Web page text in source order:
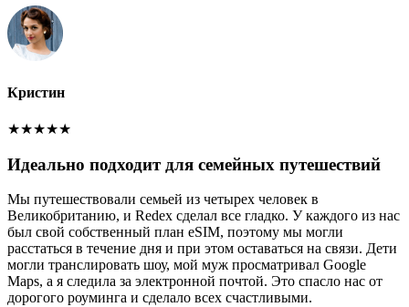
Кристин
★★★★★
Идеально подходит для семейных путешествий
Мы путешествовали семьей из четырех человек в
Великобританию, и Redex сделал все гладко. У каждого из нас
был свой собственный план eSIM, поэтому мы могли
расстаться в течение дня и при этом оставаться на связи. Дети
могли транслировать шоу, мой муж просматривал Google
Maps, а я следила за электронной почтой. Это спасло нас от
дорогого роуминга и сделало всех счастливыми.